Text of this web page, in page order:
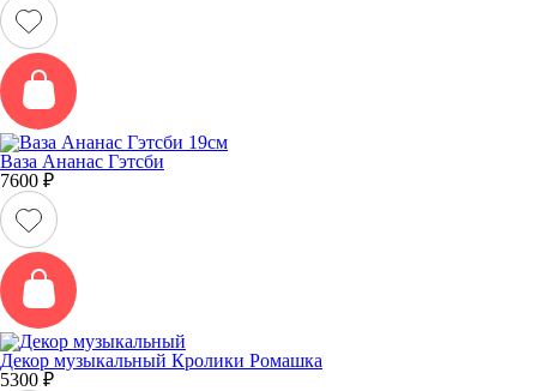
Ваза Ананас Гэтсби
7600 ₽
Декор музыкальный Кролики Ромашка
5300 ₽